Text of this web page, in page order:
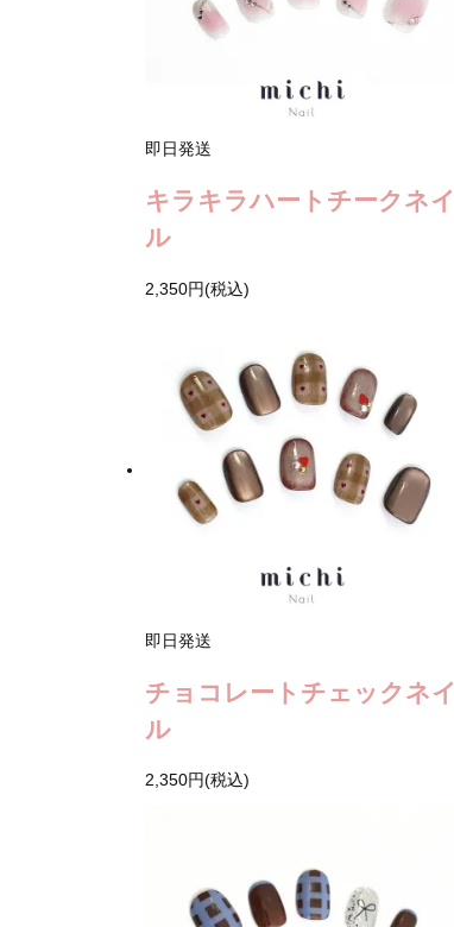
即日発送
キラキラハートチークネイ
ル
2,350円(税込)
即日発送
チョコレートチェックネイ
ル
2,350円(税込)